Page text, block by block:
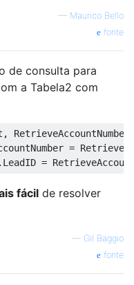
— Maurico Bello
fonte
de consulta para
a Tabela2 com
,
=
. LeadID =
fácil de resolver
— Gil Baggio
fonte